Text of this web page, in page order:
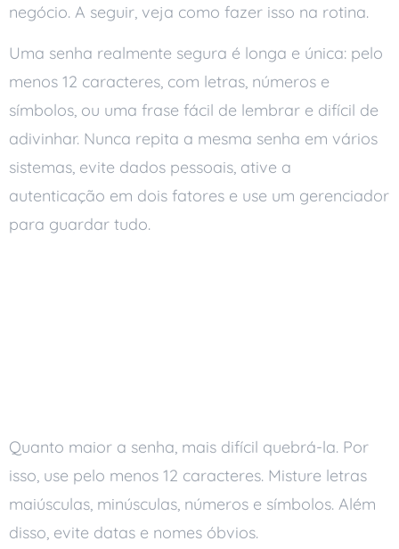
negócio. A seguir, veja como fazer isso na rotina.
Uma senha realmente segura é longa e única: pelo
menos 12 caracteres, com letras, números e
símbolos, ou uma frase fácil de lembrar e difícil de
adivinhar. Nunca repita a mesma senha em vários
sistemas, evite dados pessoais, ative a
autenticação em dois fatores e use um gerenciador
para guardar tudo.
Quanto maior a senha, mais difícil quebrá-la. Por
isso, use pelo menos 12 caracteres. Misture letras
maiúsculas, minúsculas, números e símbolos. Além
disso, evite datas e nomes óbvios.